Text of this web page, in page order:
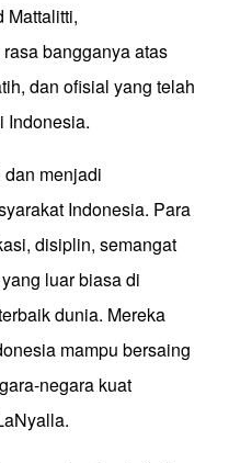
Mattalitti,
bangganya atas
dan ofisial yang telah
Indonesia.
dan menjadi
Indonesia. Para
disiplin, semangat
luar biasa di
dunia. Mereka
mampu bersaing
negara kuat